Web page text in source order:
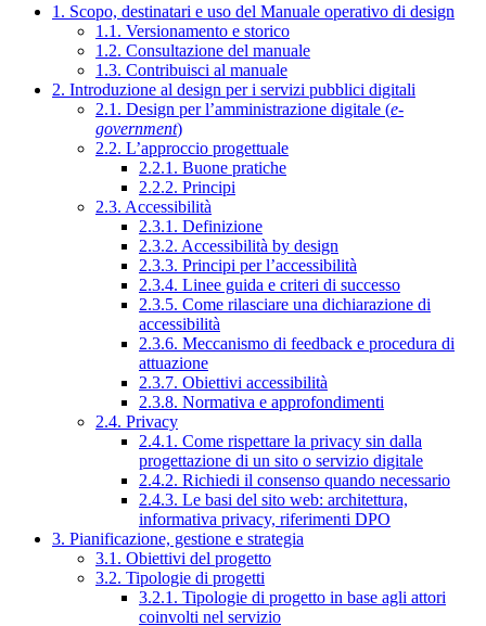
1. Scopo, destinatari e uso del Manuale operativo di design
1.1. Versionamento e storico
1.2. Consultazione del manuale
1.3. Contribuisci al manuale
2. Introduzione al design per i servizi pubblici digitali
2.1. Design per l’amministrazione digitale (e-
government)
2.2. L’approccio progettuale
2.2.1. Buone pratiche
2.2.2. Principi
2.3. Accessibilità
2.3.1. Definizione
2.3.2. Accessibilità by design
2.3.3. Principi per l’accessibilità
2.3.4. Linee guida e criteri di successo
2.3.5. Come rilasciare una dichiarazione di
accessibilità
2.3.6. Meccanismo di feedback e procedura di
attuazione
2.3.7. Obiettivi accessibilità
2.3.8. Normativa e approfondimenti
2.4. Privacy
2.4.1. Come rispettare la privacy sin dalla
progettazione di un sito o servizio digitale
2.4.2. Richiedi il consenso quando necessario
2.4.3. Le basi del sito web: architettura,
informativa privacy, riferimenti DPO
3. Pianificazione, gestione e strategia
3.1. Obiettivi del progetto
3.2. Tipologie di progetti
3.2.1. Tipologie di progetto in base agli attori
coinvolti nel servizio